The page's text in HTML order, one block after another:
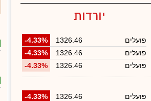
יורדות
פועלים 1326.46
-4.33%
פועלים
1326.46
-4.33%
פועלים
1326.46
-4.33%
פועלים 1326.46
-4.33%